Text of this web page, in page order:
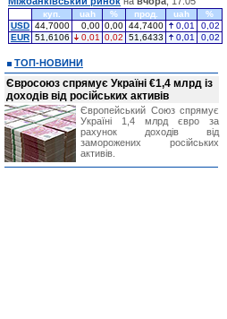
куп. uah % прод. uah
%
USD 44,7000 0,00 0,00 44,7400 0,01
0,02
EUR 51,6106 0,01 0,02 51,6433 0,01 0,02
ТОП-НОВИНИ
Євросоюз спрямує Україні €1,4 млрд із
доходів від російських активів
Європейський Союз спрямує
Україні 1,4 млрд євро за
рахунок доходів від
заморожених російських
активів.